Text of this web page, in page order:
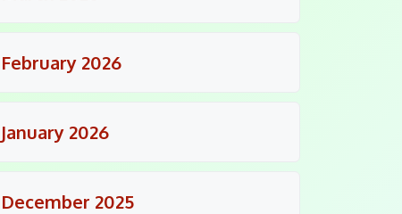
February 2026
January 2026
December 2025